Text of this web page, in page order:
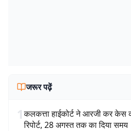
जरूर पढ़ें
1कलकत्ता हाईकोर्ट ने आरजी कर केस
रिपोर्ट, 28 अगस्त तक का दिया समय